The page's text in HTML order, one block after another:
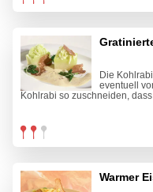
Die
eventuell
Kohlrabi so zuschneiden,
Warmer